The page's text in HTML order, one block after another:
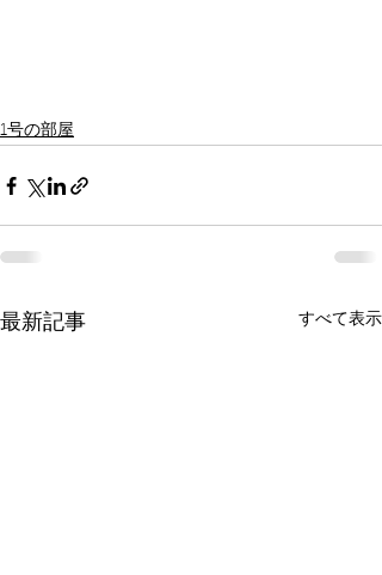
1号の部屋
最新記事 すべて表示